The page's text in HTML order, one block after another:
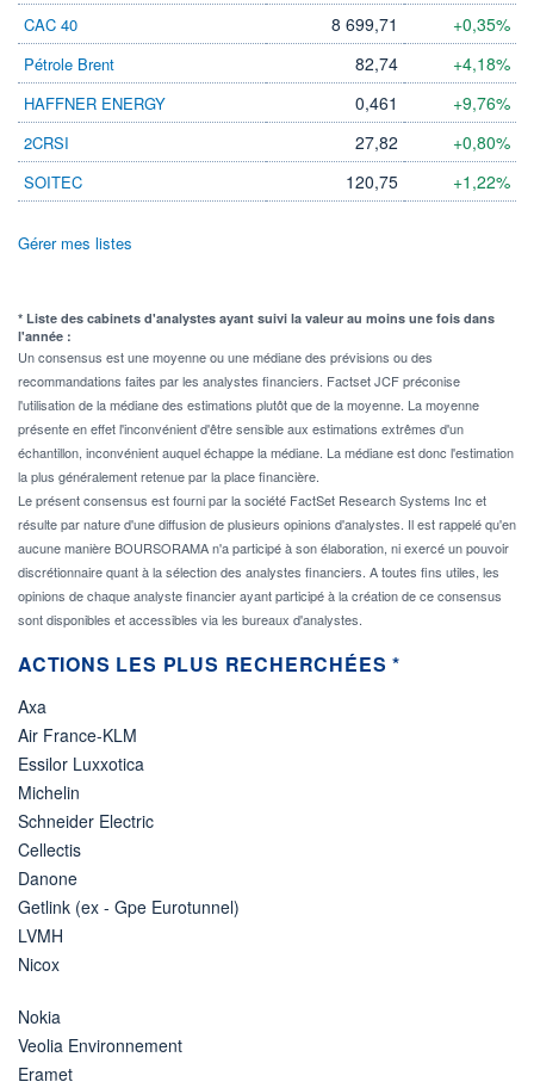
CAC 40 8 699,71 +0,35%
Pétrole Brent 82,74 +4,18%
HAFFNER ENERGY 0,461 +9,76%
2CRSI 27,82 +0,80%
SOITEC 120,75 +1,22%
Gérer mes listes
* Liste des cabinets d'analystes ayant suivi la valeur au moins une fois dans
l'année :
Un consensus est une moyenne ou une médiane des prévisions ou des
recommandations faites par les analystes financiers. Factset JCF préconise
l'utilisation de la médiane des estimations plutôt que de la moyenne. La moyenne
présente en effet l'inconvénient d'être sensible aux estimations extrêmes d'un
échantillon, inconvénient auquel échappe la médiane. La médiane est donc l'estimation
la plus généralement retenue par la place financière.
Le présent consensus est fourni par la société FactSet Research Systems Inc et
résulte par nature d'une diffusion de plusieurs opinions d'analystes. Il est rappelé qu'en
aucune manière BOURSORAMA n'a participé à son élaboration, ni exercé un pouvoir
discrétionnaire quant à la sélection des analystes financiers. A toutes fins utiles, les
opinions de chaque analyste financier ayant participé à la création de ce consensus
sont disponibles et accessibles via les bureaux d'analystes.
ACTIONS LES PLUS RECHERCHÉES *
Axa
Air France-KLM
Essilor Luxxotica
Michelin
Schneider Electric
Cellectis
Danone
Getlink (ex - Gpe Eurotunnel)
LVMH
Nicox
Nokia
Veolia Environnement
Eramet